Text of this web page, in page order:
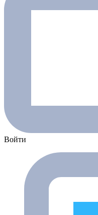
Войти